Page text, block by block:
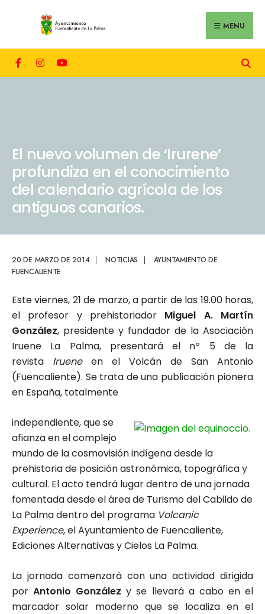
MENU
El nuevo volumen de ‘Irurene’
profundiza en el conocimiento
del calendario agrícola de los
antiguos canarios.
20 DE MARZO DE 2014 | NOTICIAS |
AYUNTAMIENTO DE
FUENCALIENTE
Este viernes, 21 de marzo, a partir de las 19.00 horas,
el profesor y prehistoriador Miguel A. Martín
González, presidente y fundador de la Asociación
Iruene La Palma, presentará el nº 5 de la
revista Irueneen el Volcán de San Antonio
(Fuencaliente). Se trata de una publicación pionera
en España, totalmente
independiente, que se
afianza en el complejo
mundo de la cosmovisión indígena desde la
prehistoria de posición astronómica, topográfica y
cultural. El acto tendrá lugar dentro de una jornada
fomentada desde el área de Turismo del Cabildo de
La Palma dentro del programa Volcanic
Experience, el Ayuntamiento de Fuencaliente,
Ediciones Alternativas y Cielos La Palma.
La jornada comenzará con una actividad dirigida
porAntonio González y se llevará a cabo en el
marcador solar moderno que se localiza en el